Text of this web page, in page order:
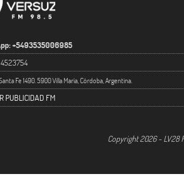
+5493535006985
Fe 1490. 5900 Villa María, Córdoba, Argentina.
PUBLICIDAD FM
Copyright 2026 - LV28